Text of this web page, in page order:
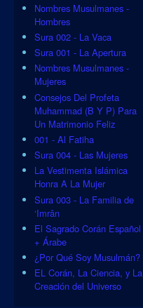
Nombres Musulmanes -
Hombres
Sura 002 - La Vaca
Sura 001 - La Apertura
Nombres Musulmanes -
Mujeres
Consejos Del Profeta
Muhammad (B Y P) Para
Un Matrimonio Feliz
001 - Al Fatiha
Sura 004 - Las Mujeres
La Vestimenta Islámica
Honra A La Mujer
Sura 003 - La Familia de
‘Imrân
El Sagrado Corán Español
+ Árabe
¿Por Qué Soy Musulmán?
EL Corán, La Ciencia, y La
Creación del Universo